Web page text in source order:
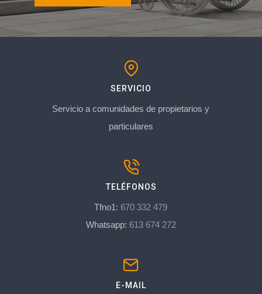
SERVICIO
Servicio a comunidades de propietarios y
particulares
TELÉFONOS
Tfno1: 670 332 479
Whatsapp: 613 674 272
E-MAIL